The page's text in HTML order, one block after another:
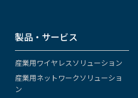
製品・サービス
産業用ワイヤレスソリューション
産業用ネットワークソリューショ
ン